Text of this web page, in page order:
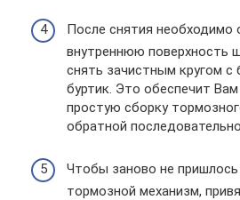
После снятия необходимо
внутреннюю поверхность
снять зачистным кругом с
буртик. Это обеспечит
простую сборку
обратной
Чтобы заново не
тормозной механизм,